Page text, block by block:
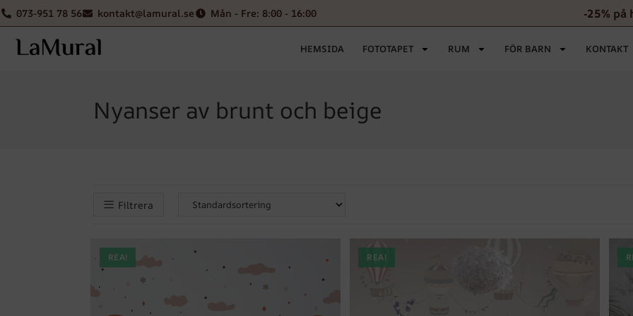
073-951 78 56 kontakt@lamural.se Mån - Fre: 8:00 - 16:00 -25%
HEMSIDA FOTOTAPET RUM FÖR BARN KONTAKT
Nyanser av brunt och beige
Filtrera
REA! REA!